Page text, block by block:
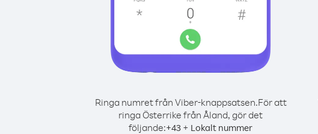
Ringa numret från Viber-knappsatsen.För att
ringa Österrike från Åland, gör det
följande:+43 + Lokalt nummer